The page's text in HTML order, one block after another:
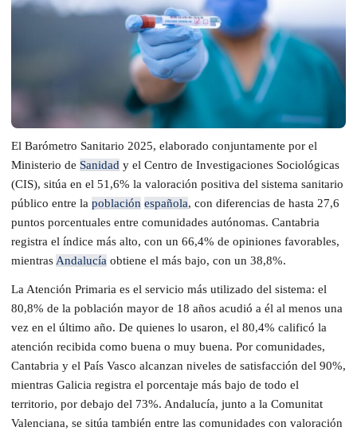
El Barómetro Sanitario 2025, elaborado conjuntamente por el
Ministerio de Sanidad y el Centro de Investigaciones Sociológicas
(CIS), sitúa en el 51,6% la valoración positiva del sistema sanitario
público entre la población española, con diferencias de hasta 27,6
puntos porcentuales entre comunidades autónomas. Cantabria
registra el índice más alto, con un 66,4% de opiniones favorables,
mientrasAndalucía obtiene el más bajo, con un 38,8%.
La Atención Primaria es el servicio más utilizado del sistema: el
80,8% de la población mayor de 18 años acudió a él al menos una
vez en el último año. De quienes lo usaron, el 80,4% calificó la
atención recibida como buena o muy buena. Por comunidades,
Cantabria y el País Vasco alcanzan niveles de satisfacción del 90%,
mientras Galicia registra el porcentaje más bajo de todo el
territorio, por debajo del 73%. Andalucía, junto a la Comunitat
Valenciana, se sitúa también entre las comunidades con valoración